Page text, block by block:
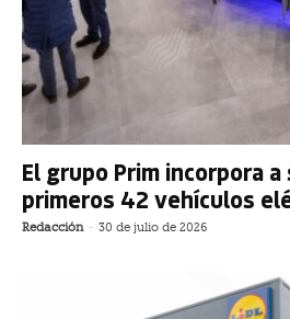
El grupo Prim incorpora
primeros 42 vehículos
Redacción - 30 de julio de 2026